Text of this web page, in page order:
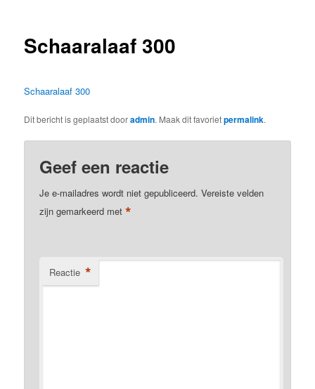
Schaaralaaf 300
Schaaralaaf 300
Dit bericht is geplaatst dooradmin. Maak dit favorietpermalink.
Geef een reactie
Je e-mailadres wordt niet gepubliceerd. Vereiste velden
zijn gemarkeerd met*
Reactie *